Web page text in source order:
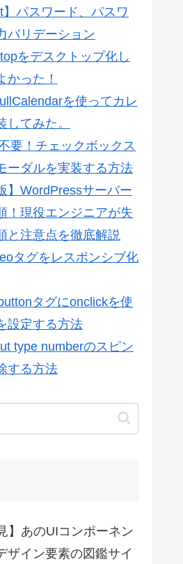
】パスワード、パスワ
バリデーション
をデスクトップ化し
かった！
を使ってカレ
してみた。
要！チェックボックス
ーダルを実装する方法
】WordPressサーバー
！現役エンジニアが失
と注意点を徹底解説
タグをレスポンシブ化
タグにonclickを使
設定する方法
type numberのスピン
する方法
】あのUIコンポーネン
ザイン要素の図鑑サイ